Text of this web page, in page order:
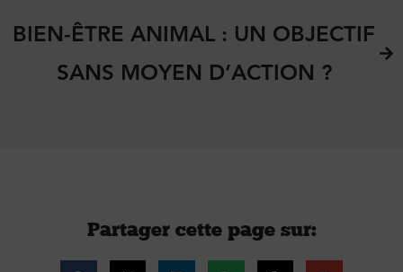
BIEN-ÊTRE ANIMAL : UN OBJECTIF
SANS MOYEN D’ACTION ?
Partager cette page sur :